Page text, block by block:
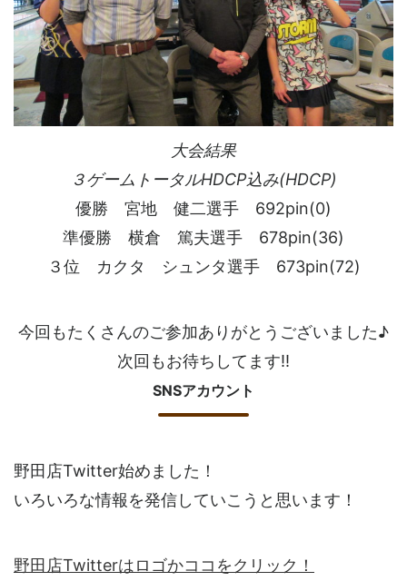
大会結果
３ゲームトータルHDCP込み(HDCP)
優勝 宮地 健二選手 692pin(0)
準優勝 横倉 篤夫選手 678pin(36)
３位 カクタ シュンタ選手 673pin(72)
今回もたくさんのご参加ありがとうございました♪
次回もお待ちしてます!!
SNSアカウント
野田店Twitter始めました！
いろいろな情報を発信していこうと思います！
野田店Twitterはロゴかココをクリック！